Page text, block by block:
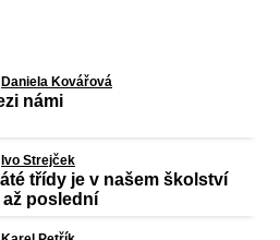
Daniela Kovářová
námi
Ivo Strejček
třídy je v našem školství
poslední